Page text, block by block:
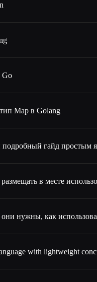
Go
Map в Golang
гайд простым
в месте
нужны, как
with lightweight